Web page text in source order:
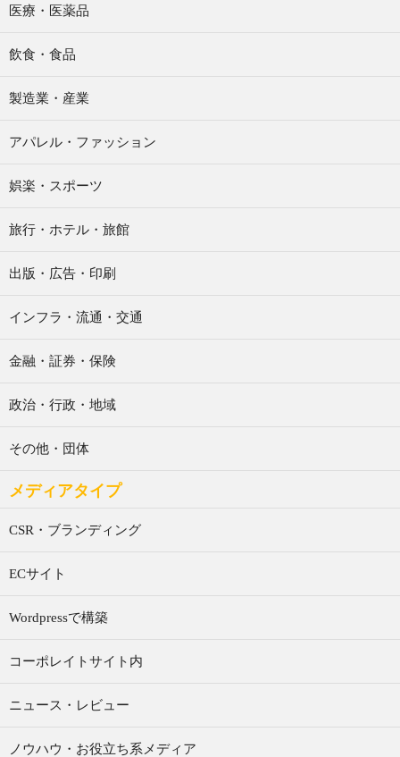
医療・医薬品
飲食・食品
製造業・産業
アパレル・ファッション
娯楽・スポーツ
旅行・ホテル・旅館
出版・広告・印刷
インフラ・流通・交通
金融・証券・保険
政治・行政・地域
その他・団体
メディアタイプ
CSR・ブランディング
ECサイト
Wordpressで構築
コーポレイトサイト内
ニュース・レビュー
ノウハウ・お役立ち系メディア